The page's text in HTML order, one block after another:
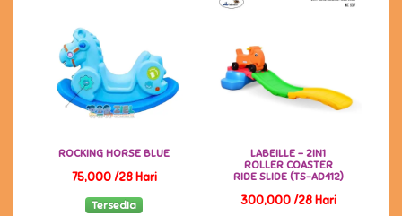
ROCKING HORSE BLUE
75,000 /28 Hari
Tersedia
LABEILLE - 2IN1
ROLLER COASTER
RIDE SLIDE (TS-AD412)
300,000 /28 Hari